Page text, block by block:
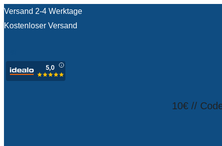
Versand 2-4 Werktage
Kostenloser Versand
10€ //